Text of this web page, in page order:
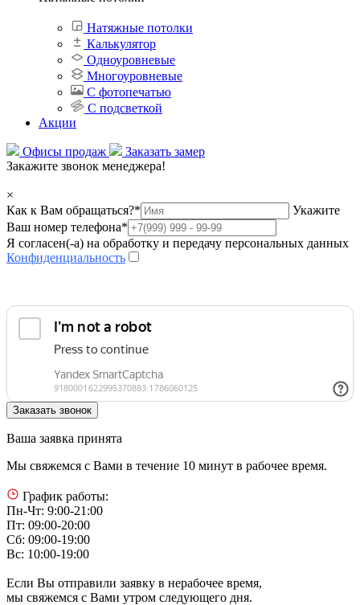
Натяжные потолки
Калькулятор
Одноуровневые
Многоуровневые
С фотопечатью
С подсветкой
Акции
Офисы продаж
Заказать замер
Закажите звонок менеджера!
×
Как к Вам обращаться?*
Укажите
Ваш номер телефона*
Я согласен(-а) на обработку и передачу персональных данных
Конфиденциальность
Ваша заявка принята
Мы свяжемся с Вами в течение 10 минут в рабочее время.
График работы:
Пн-Чт: 9:00-21:00
Пт: 09:00-20:00
Сб: 09:00-19:00
Вс: 10:00-19:00
Если Вы отправили заявку в нерабочее время,
мы свяжемся с Вами утром следующего дня.